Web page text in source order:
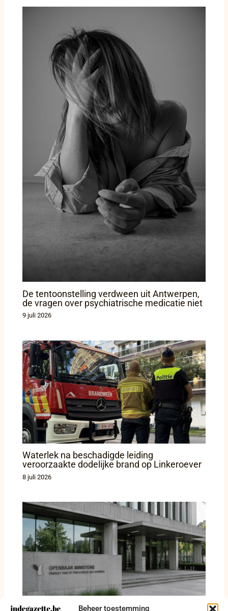
Beheer toestemming
De tentoonstelling verdween uit Antwerpen,
de vragen over psychiatrische medicatie niet
9 juli 2026
Waterlek na beschadigde leiding
veroorzaakte dodelijke brand op Linkeroever
8 juli 2026